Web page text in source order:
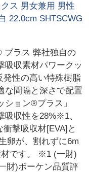
ス 男女兼用 男性
22.0cm SHTSCWG
プラス 弊社独自の
吸収素材パワークッ
性の高い特殊樹脂
な間隔と深さで配置
ション®プラス」
吸収性を28%※1、
撃吸収材[EVA]と
卵が、割れずに6m
です。 ※1 (一財)
財)ボーケン品質評